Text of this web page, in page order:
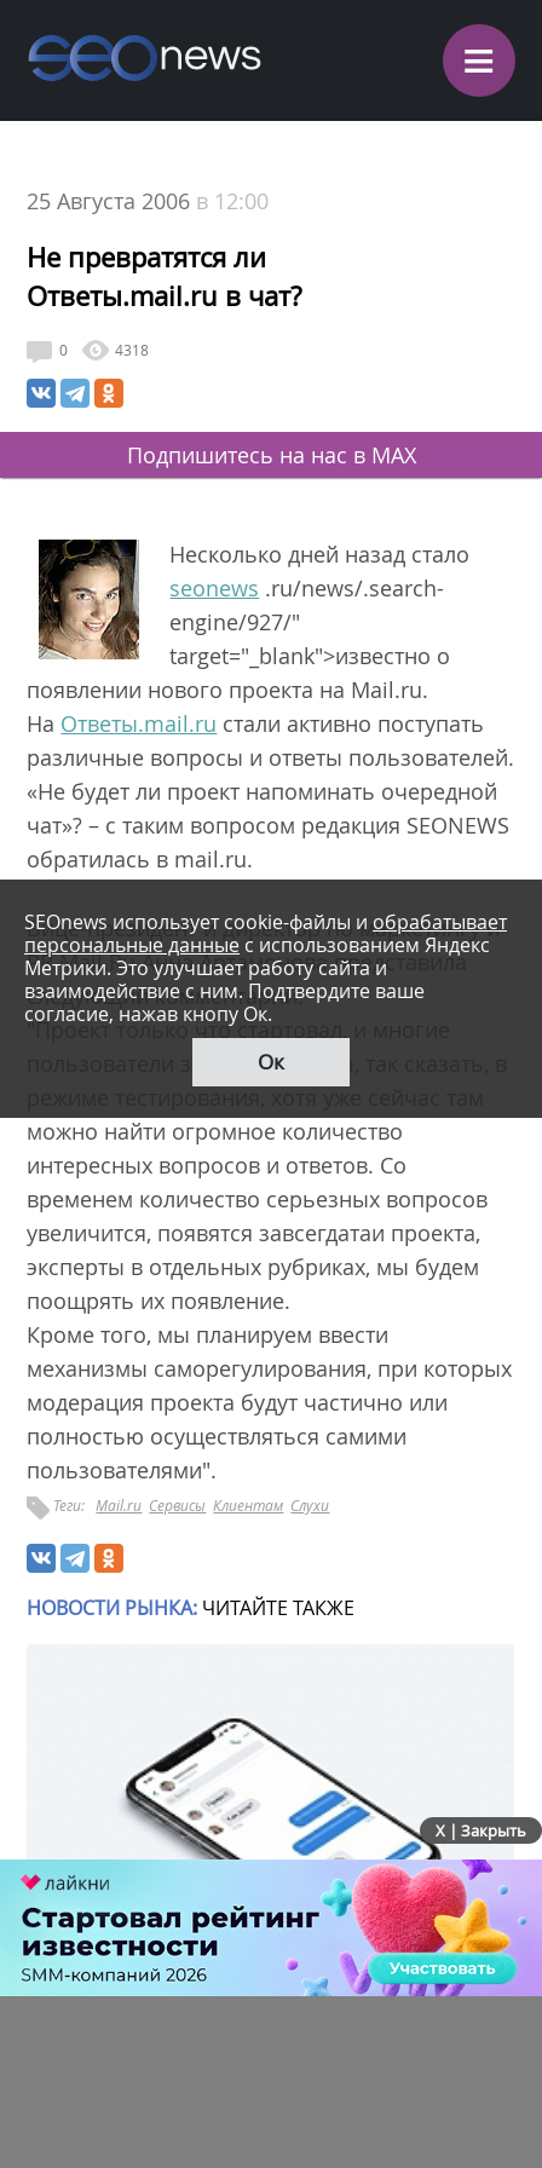
≡
25 Августа 2006 в 12:00
Не превратятся ли
Ответы.mail.ru в чат?
0 4318
Подпишитесь на нас в MAX
Несколько дней назад стало
seonews .ru/news/.search-
engine/927/"
target="_blank">известно о
появлении нового проекта на Mail.ru.
На Ответы.mail.ru стали активно поступать
различные вопросы и ответы пользователей.
«Не будет ли проект напоминать очередной
чат»? – с таким вопросом редакция SEONEWS
обратилась в mail.ru.
Вице-президент и директор по маркетингу и
PR Mail.Ru Анна Артамонова представила
следующий комментарий:
"Проект только что стартовал, и многие
пользователи задают вопросы, так сказать, в
можно найти огромное количество
интересных вопросов и ответов. Со
временем количество серьезных вопросов
увеличится, появятся завсегдатаи проекта,
эксперты в отдельных рубриках, мы будем
поощрять их появление.
Кроме того, мы планируем ввести
механизмы саморегулирования, при которых
модерация проекта будут частично или
полностью осуществляться самими
пользователями".
Теги: Mail.ru Сервисы Клиентам Слухи
SEOnews использует cookie-файлы и обрабатывает
персональные данныес использованием Яндекс
Метрики. Это улучшает работу сайта и
взаимодействие с ним. Подтвердите ваше
согласие, нажав кнопу Ок.
Ок
НОВОСТИ РЫНКА: ЧИТАЙТЕ ТАКЖЕ
Wildberries & Russ зарегистрировала более 170
доменов для запуска собственного мессенджера
X | Закрыть